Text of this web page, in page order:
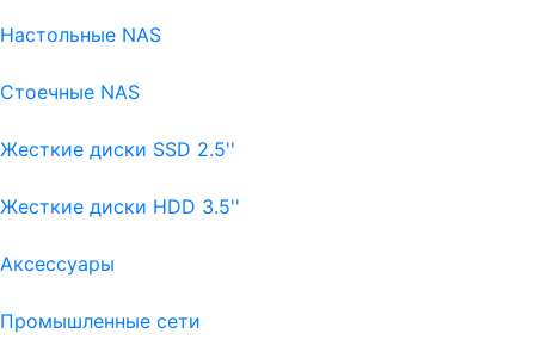
Настольные NAS
Стоечные NAS
Жесткие диски SSD 2.5''
Жесткие диски HDD 3.5''
Аксессуары
Промышленные сети